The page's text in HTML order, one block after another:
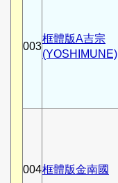
003
框體版A吉宗
(YOSHIMUNE)
004框體版金南國